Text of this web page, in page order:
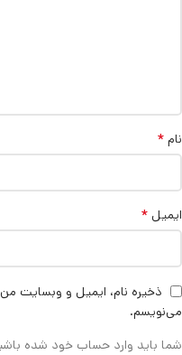
نام *
ایمیل *
ذخیره نام، ایمیل و وبسایت من
می‌نویسم.
شما باید وارد حساب خود شده